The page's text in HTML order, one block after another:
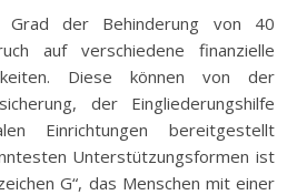
Grad der Behinderung von 40
auf verschiedene finanzielle
Diese können von der
der Eingliederungshilfe
Einrichtungen bereitgestellt
Unterstützungsformen ist
G“, das Menschen mit einer